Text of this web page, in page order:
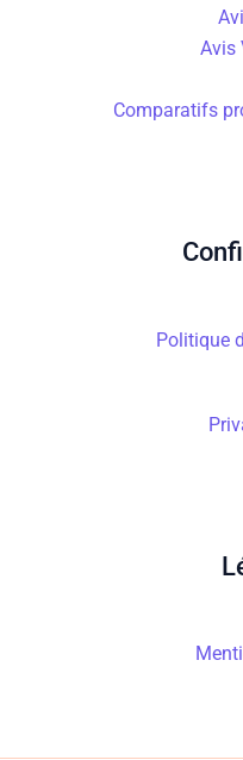
Avis
Comparatifs
Politique